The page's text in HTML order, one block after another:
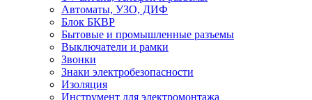
Автоматы, УЗО, ДИФ
Блок БКВР
Бытовые и промышленные разъемы
Выключатели и рамки
Звонки
Знаки электробезопасности
Изоляция
Инструмент для электромонтажа